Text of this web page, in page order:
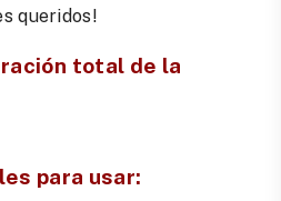
queridos!
total de la
para usar: